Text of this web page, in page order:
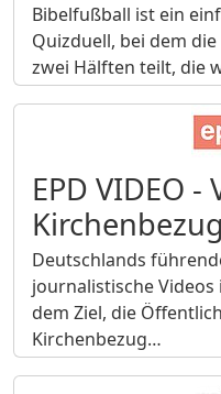
Bibelfußball ist ein
Quizduell, bei dem
zwei Hälften teilt, die
EPD VIDEO
Kirchenbezug
Deutschlands
journalistische
dem Ziel, die
Kirchenbezug…